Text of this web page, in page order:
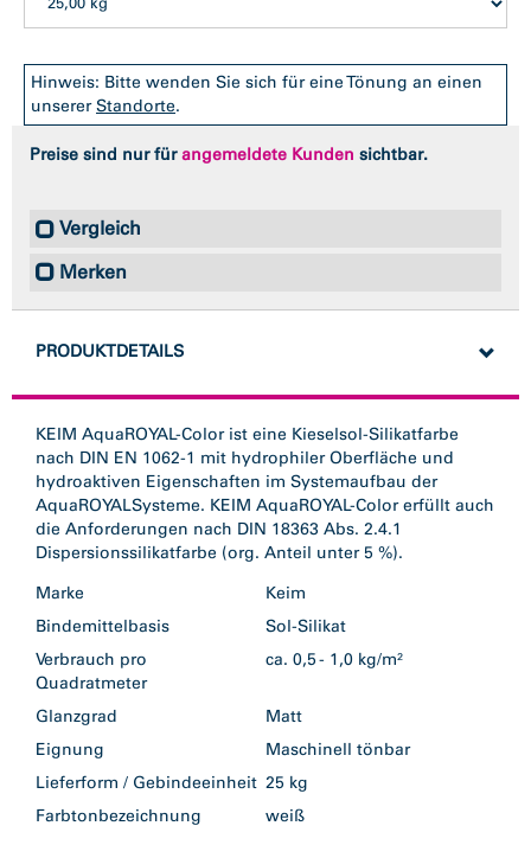
Hinweis: Bitte wenden Sie sich für eine Tönung an einen
unsererStandorte.
Preise sind nur fürangemeldete Kunden sichtbar.
Vergleich
Merken
PRODUKTDETAILS
KEIM AquaROYAL-Color ist eine Kieselsol-Silikatfarbe
nach DIN EN 1062-1 mit hydrophiler Oberfläche und
hydroaktiven Eigenschaften im Systemaufbau der
AquaROYALSysteme. KEIM AquaROYAL-Color erfüllt auch
die Anforderungen nach DIN 18363 Abs. 2.4.1
Dispersionssilikatfarbe (org. Anteil unter 5 %).
Marke
Keim
Bindemittelbasis
Sol-Silikat
Verbrauch pro
Quadratmeter
ca. 0,5 - 1,0 kg/m²
Glanzgrad
Matt
Eignung
Maschinell tönbar
Lieferform / Gebindeeinheit 25 kg
Farbtonbezeichnung
weiß